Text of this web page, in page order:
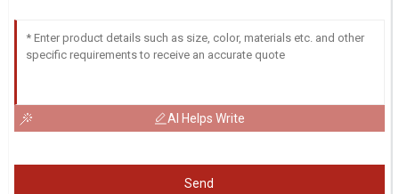
AI Helps Write
Send